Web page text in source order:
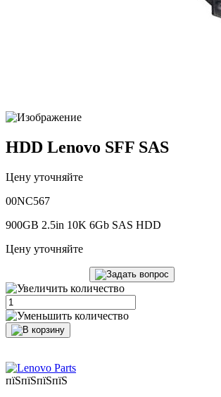
HDD Lenovo SFF SAS
Цену уточняйте
00NC567
900GB 2.5in 10K 6Gb SAS HDD
Цену уточняйте
пїЅпїЅпїЅпїЅ